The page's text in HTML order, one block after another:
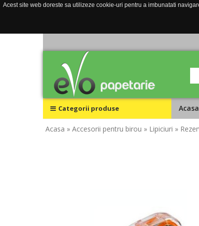
Acest site web doreste sa utilizeze cookie-uri pentru a imbunatati
Categorii produse Acasa
Acasa » Accesorii pentru birou » Lipiciuri »